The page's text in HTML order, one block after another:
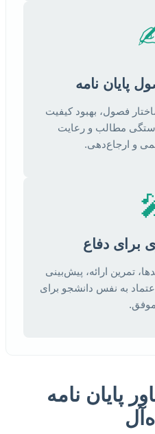
فصول، بهبود کیفیت
مطالب و رعایت
و ارجاع‌دهی.
تمرین ارائه، پیش‌بینی
به نفس دانشجو برای
پایان نامه